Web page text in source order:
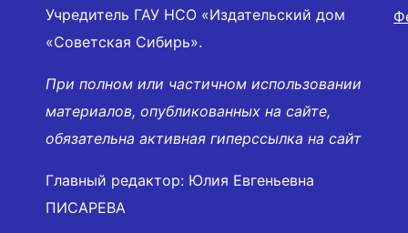
Учредитель ГАУ НСО «Издательский дом
«Советская Сибирь».
При полном или частичном использовании
материалов, опубликованных на сайте,
обязательна активная гиперссылка на сайт
Главный редактор: Юлия Евгеньевна
ПИСАРЕВА